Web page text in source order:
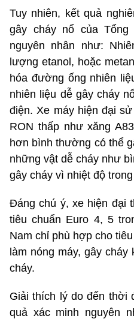
Tuy nhiên, kết quả
gây cháy nổ của
nguyên nhân như:
lượng etanol, hoặc
hóa đường ống nhiên
nhiên liệu dễ gây cháy
điện. Xe máy hiện đại
RON thấp như xăng
hơn bình thường có thể
những vật dễ cháy như
gây cháy vì nhiệt độ
Đáng chú ý, xe hiện đại
tiêu chuẩn Euro 4, 5
Nam chỉ phù hợp cho
làm nóng máy, gây
cháy.
Giải thích lý do đến thời
quả xác minh nguyên